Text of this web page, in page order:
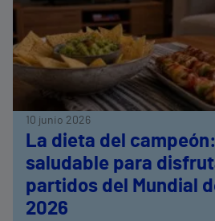
10 junio 2026
La dieta del
saludable para
partidos del Mundial
2026